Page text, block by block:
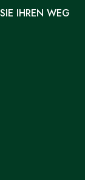
IHREN WEG